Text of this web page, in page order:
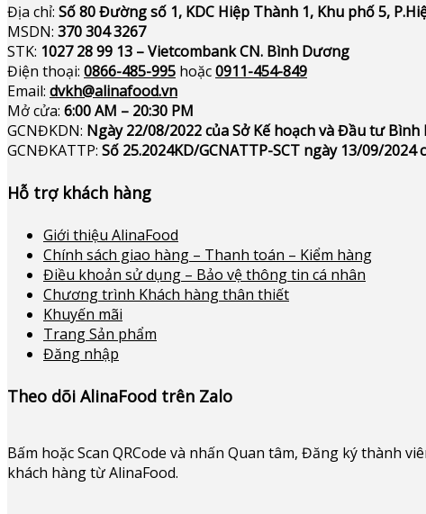
Địa chỉ: Số 80 Đường số 1, KDC Hiệp Thành 1, Khu phố 5,
MSDN: 370 304 3267
STK: 1027 28 99 13 – Vietcombank CN. Bình Dương
Điện thoại: 0866-485-995 hoặc0911-454-849
Email: dvkh@alinafood.vn
Mở cửa: 6:00 AM – 20:30 PM
GCNĐKDN: Ngày 22/08/2022 của Sở Kế hoạch và Đầu tư
GCNĐKATTP: Số 25.2024KD/GCNATTP-SCT ngày 13/09/
Hỗ trợ khách hàng
Giới thiệu AlinaFood
Chính sách giao hàng – Thanh toán – Kiểm hàng
Điều khoản sử dụng – Bảo vệ thông tin cá nhân
Chương trình Khách hàng thân thiết
Khuyến mãi
Trang Sản phẩm
Đăng nhập
Theo dõi AlinaFood trên Zalo
Bấm hoặcScan QRCode và nhấn Quan tâm, Đăng ký thành
khách hàng từ AlinaFood.